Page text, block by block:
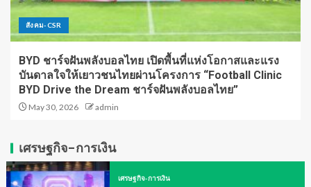
สังคม-CSR
BYD ชาร์จฝันพลังบอลไทย เปิดพื้นที่แห่งโอกาสและแรง
บันดาลใจให้เยาวชนไทยผ่านโครงการ “Football Clinic
BYD Drive the Dream ชาร์จฝันพลังบอลไทย”
May 30, 2026 admin
เศรษฐกิจ-การเงิน
เศรษฐกิจ-การเงิน